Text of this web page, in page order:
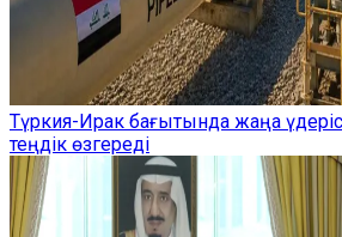
Түркия-Ирак бағытында жаңа
теңдік өзгереді